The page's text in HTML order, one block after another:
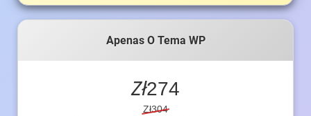
Apenas O Tema WP
Zł274
Zł304